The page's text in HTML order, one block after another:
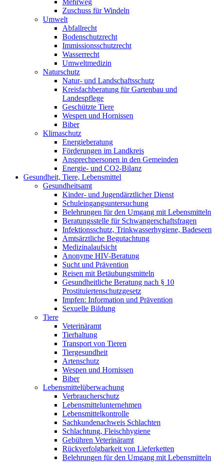
Zuschuss für Windeln
Umwelt
Abfallrecht
Bodenschutzrecht
Immissionsschutzrecht
Wasserrecht
Umweltmedizin
Naturschutz
Natur- und Landschaftsschutz
Kreisfachberatung für Gartenbau und
Landespflege
Geschützte Tiere
Wespen und Hornissen
Biber
Klimaschutz
Energieberatung
Förderungen im Landkreis
Ansprechpersonen in den Gemeinden
Energie- und CO2-Bilanz
Gesundheit, Tiere, Lebensmittel
Gesundheitsamt
Kinder- und Jugendärztlicher Dienst
Schuleingangsuntersuchung
Belehrungen für den Umgang mit Lebensmitteln
Beratungsstelle für Schwangerschaftsfragen
Infektionsschutz, Trinkwasserhygiene, Badeseen
Amtsärztliche Begutachtung
Medizinalaufsicht
Anonyme HIV-Beratung
Sucht und Prävention
Reisen mit Betäubungsmitteln
Gesundheitliche Beratung nach § 10
Prostituiertenschutzgesetz
Impfen: Information und Prävention
Sexuelle Bildung
Tiere
Veterinäramt
Tierhaltung
Transport von Tieren
Tiergesundheit
Artenschutz
Wespen und Hornissen
Biber
Lebensmittelüberwachung
Verbraucherschutz
Lebensmittelunternehmen
Lebensmittelkontrolle
Sachkundenachweis Schlachten
Schlachtung, Fleischhygiene
Gebühren Veterinäramt
Rückverfolgbarkeit von Lieferketten
Belehrungen für den Umgang mit Lebensmitteln